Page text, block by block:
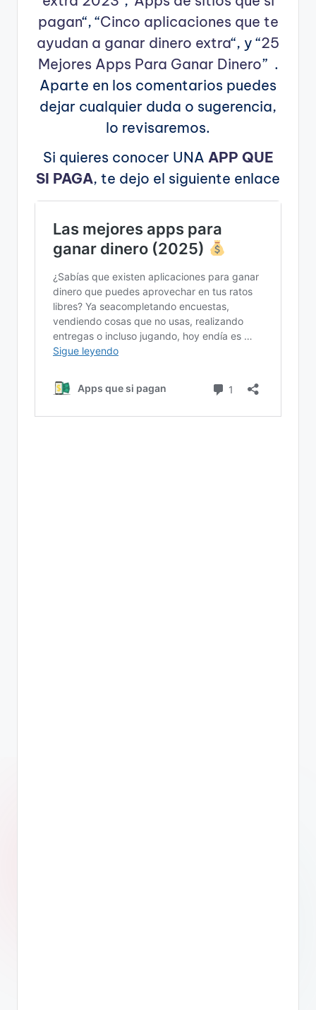
pagan“, “Cinco aplicaciones que te
ayudan a ganar dinero extra“, y “25
Mejores Apps Para Ganar Dinero” .
Aparte en los comentarios puedes
dejar cualquier duda o sugerencia,
lo revisaremos.
Si quieres conocer UNA APP QUE
SI PAGA, te dejo el siguiente enlace